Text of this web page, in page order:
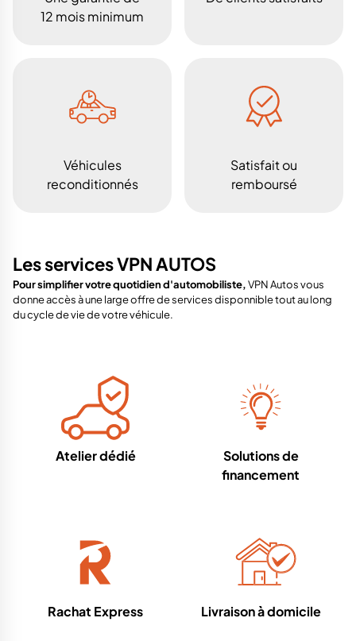
12 mois minimum
Véhicules
reconditionnés
Satisfait ou
remboursé
Les services VPN AUTOS
Pour simplifier votre quotidien d'automobiliste,VPN Autos vous
donne accès à une large offre de services disponnible tout au long
du cycle de vie de votre véhicule.
Atelier dédié
Solutions de
financement
Rachat Express Livraison à domicile